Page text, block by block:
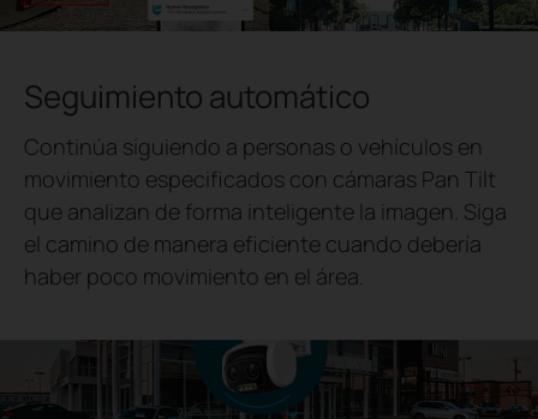
Seguimiento automático
Continúa siguiendo a personas o vehículos en
movimiento especificados con cámaras Pan Tilt
que analizan de forma inteligente la imagen. Siga
el camino de manera eficiente cuando debería
haber poco movimiento en el área.